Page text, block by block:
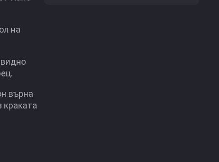
на
върна
краката